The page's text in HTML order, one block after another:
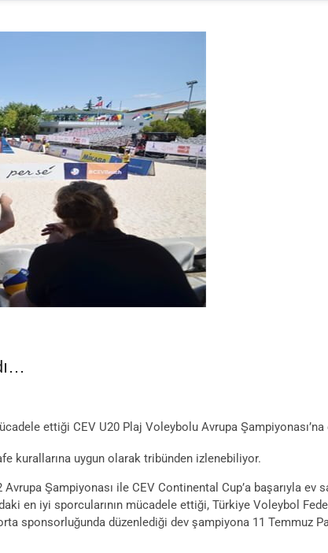
ettiği CEV U20 Plaj Voleybolu Avrupa
kurallarına uygun olarak tribünden izlenebiliyor.
Şampiyonası ile CEV Continental Cup’a başarıyla
en iyi sporcularının mücadele ettiği, Türkiye Voleybol
sponsorluğunda düzenlediği dev şampiyona 11 Temmuz